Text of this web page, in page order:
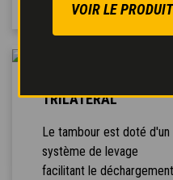
VOIR LE
TRILATÉRAL
Le tambour est doté d'un
système de levage
facilitant le